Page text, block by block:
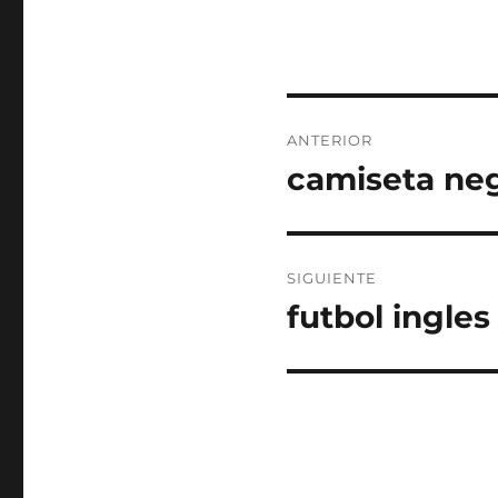
de
ANTERIOR
Entrada
camiseta
SIGUIENTE
Entrada
futbol ingles